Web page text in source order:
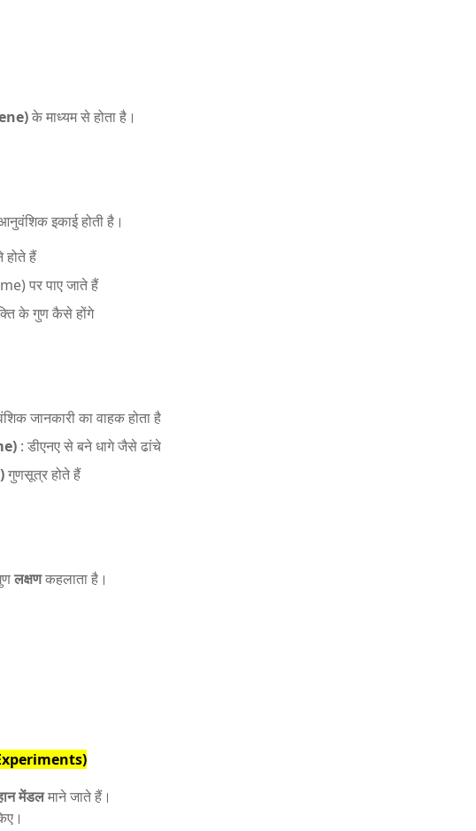
के माध्यम से होता है।
इकाई होती है।
होते हैं
पर पाए जाते हैं
के गुण कैसे होंगे
जानकारी का वाहक होता है
: डीएनए से बने धागे जैसे ढांचे
गुणसूत्र होते हैं
लक्षणकहलाता है।
मेंडलमाने जाते हैं।